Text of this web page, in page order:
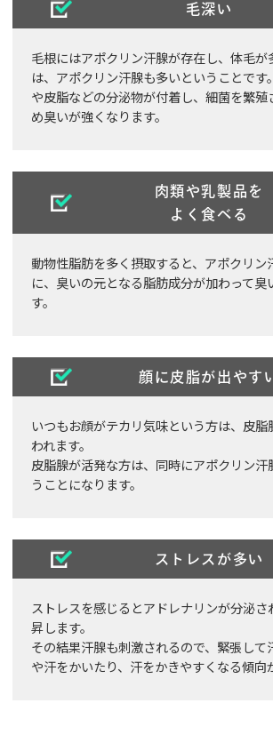
毛深い
毛根にはアポクリン汗腺が存在し、体毛が
は、アポクリン汗腺も多いということです
や皮脂などの分泌物が付着し、細菌を繁殖
め臭いが強くなります。
肉類や乳製品を
よく食べる
動物性脂肪を多く摂取すると、アポクリン
に、臭いの元となる脂肪成分が加わって臭
す。
顔に皮脂が出やす
いつもお顔がテカリ気味という方は、皮脂
われます。
皮脂腺が活発な方は、同時にアポクリン汗
うことになります。
ストレスが多い
ストレスを感じるとアドレナリンが分泌さ
昇します。
その結果汗腺も刺激されるので、緊張して
や汗をかいたり、汗をかきやすくなる傾向